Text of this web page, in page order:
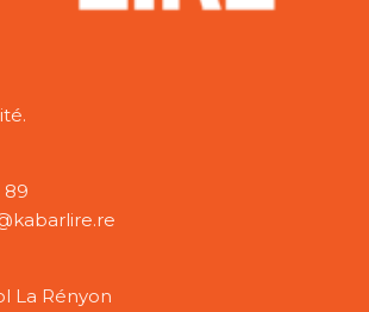
89
La Rényon